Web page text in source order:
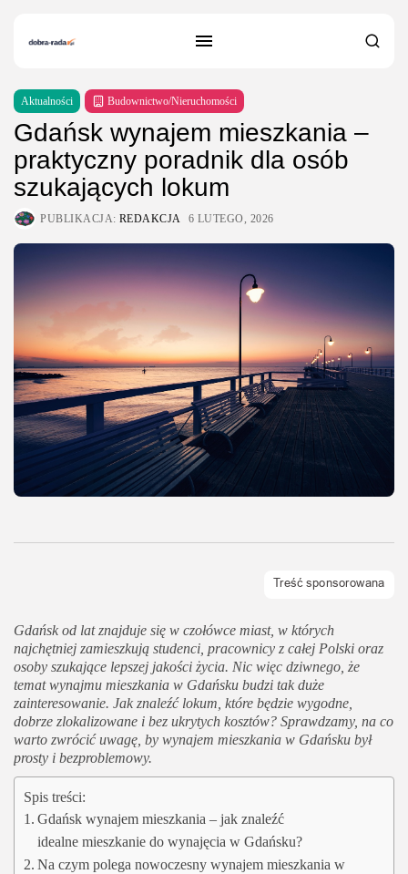
Aktualności Budownictwo/Nieruchomości
Gdańsk wynajem mieszkania –
praktyczny poradnik dla osób
szukających lokum
PUBLIKACJA: REDAKCJA 6 LUTEGO, 2026
Gdańsk od lat znajduje się w czołówce miast, w których
najchętniej zamieszkują studenci, pracownicy z całej Polski oraz
osoby szukające lepszej jakości życia. Nic więc dziwnego, że
temat wynajmu mieszkania w Gdańsku budzi tak duże
zainteresowanie. Jak znaleźć lokum, które będzie wygodne,
dobrze zlokalizowane i bez ukrytych kosztów? Sprawdzamy, na co
warto zwrócić uwagę, by wynajem mieszkania w Gdańsku był
prosty i bezproblemowy.
Spis treści:
Gdańsk wynajem mieszkania – jak znaleźć
idealne mieszkanie do wynajęcia w Gdańsku?
Na czym polega nowoczesny wynajem mieszkania w